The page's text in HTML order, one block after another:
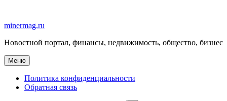
содержимому
minermag.ru
Новостной портал, финансы, недвижимость, общество, бизнес
Меню
Политика конфиденциальности
Обратная связь